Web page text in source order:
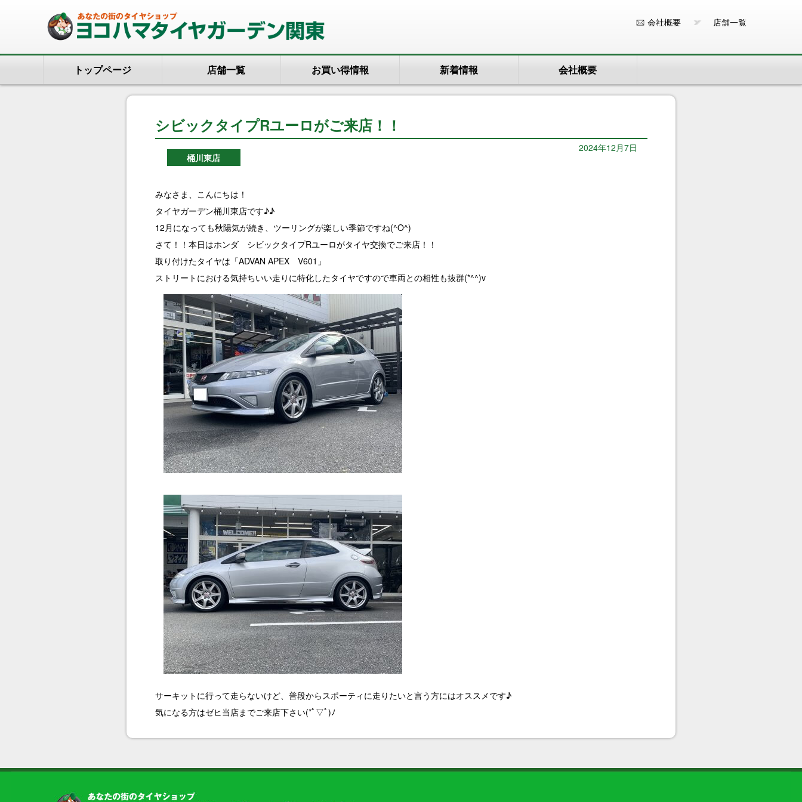
店舗一覧
会社概要
トップページ 店舗一覧 お買い得情報 新着情報 会社概要
シビックタイプRユーロがご来店！！
桶川東店
2024年12月7日
みなさま、こんにちは！
タイヤガーデン桶川東店です♪♪
12月になっても秋陽気が続き、ツーリングが楽しい季節ですね(^O^)
さて！！本日はホンダ シビックタイプRユーロがタイヤ交換でご来店！！
取り付けたタイヤは「ADVAN APEX V601」
ストリートにおける気持ちいい走りに特化したタイヤですので車両との相性も抜群(*^^)v
サーキットに行って走らないけど、普段からスポーティに走りたいと言う方にはオススメです♪
気になる方はゼヒ当店までご来店下さい(*ﾟ▽ﾟ)ﾉ